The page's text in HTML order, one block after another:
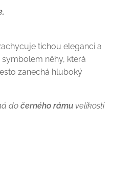
tichou eleganci a
něhy, která
zanechá hluboký
do černého rámu velikosti